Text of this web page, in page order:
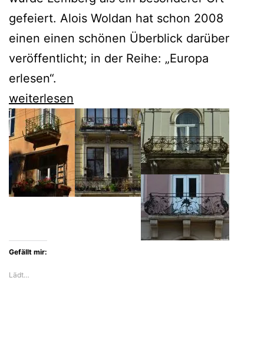
gefeiert. Alois Woldan hat schon 2008
einen einen schönen Überblick darüber
veröffentlicht; in der Reihe: „Europa
erlesen“.
Alois
Woldan
hilft
uns
dabei,
Lemberg
Teil
Europas
zu
weiterlesen
Gefällt mir:
Lädt…